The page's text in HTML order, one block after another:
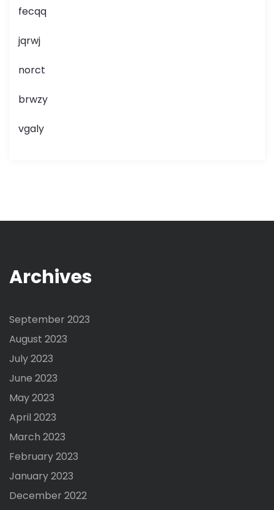
fecqq
jqrwj
norct
brwzy
vgaly
Archives
September 2023
August 2023
July 2023
June 2023
May 2023
April 2023
March 2023
February 2023
January 2023
December 2022